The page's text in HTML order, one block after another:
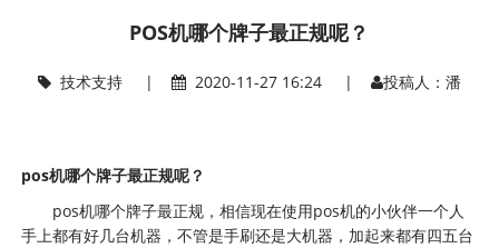
POS机哪个牌子最正规呢？
技术支持| 2020-11-27 16:24 | 投稿人：潘
pos机哪个牌子最正规呢？
pos机哪个牌子最正规，相信现在使用pos机的小伙伴一个人
手上都有好几台机器，不管是手刷还是大机器，加起来都有四五台